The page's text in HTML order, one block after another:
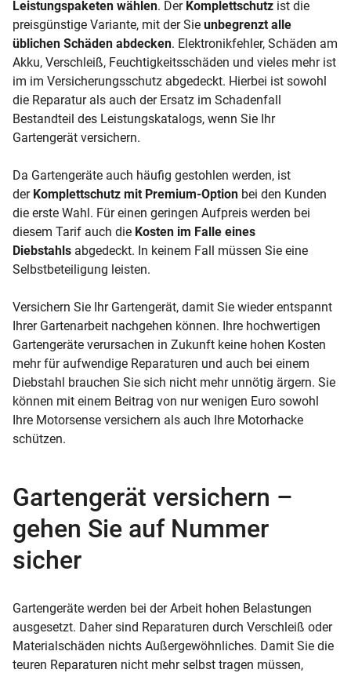
Leistungspaketen wählen. Der Komplettschutz ist die
preisgünstige Variante, mit der Sie unbegrenzt alle
üblichen Schäden abdecken. Elektronikfehler, Schäden am
Akku, Verschleiß, Feuchtigkeitsschäden und vieles mehr ist
im im Versicherungsschutz abgedeckt. Hierbei ist sowohl
die Reparatur als auch der Ersatz im Schadenfall
Bestandteil des Leistungskatalogs, wenn Sie Ihr
Gartengerät versichern.
Da Gartengeräte auch häufig gestohlen werden, ist
der Komplettschutz mit Premium-Option bei den Kunden
die erste Wahl. Für einen geringen Aufpreis werden bei
diesem Tarif auch die Kosten im Falle eines
Diebstahls abgedeckt. In keinem Fall müssen Sie eine
Selbstbeteiligung leisten.
Versichern Sie Ihr Gartengerät, damit Sie wieder entspannt
Ihrer Gartenarbeit nachgehen können. Ihre hochwertigen
Gartengeräte verursachen in Zukunft keine hohen Kosten
mehr für aufwendige Reparaturen und auch bei einem
Diebstahl brauchen Sie sich nicht mehr unnötig ärgern. Sie
können mit einem Beitrag von nur wenigen Euro sowohl
Ihre Motorsense versichern als auch Ihre Motorhacke
schützen.
Gartengerät versichern –
gehen Sie auf Nummer
sicher
Gartengeräte werden bei der Arbeit hohen Belastungen
ausgesetzt. Daher sind Reparaturen durch Verschleiß oder
Materialschäden nichts Außergewöhnliches. Damit Sie die
teuren Reparaturen nicht mehr selbst tragen müssen,